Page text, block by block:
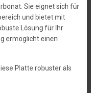
Sie eignet sich für
und bietet mit
Lösung für Ihr
ermöglicht einen
Platte robuster als